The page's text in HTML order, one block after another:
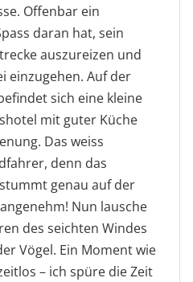
Offenbar ein
daran hat, sein
auszureizen und
einzugehen. Auf der
sich eine kleine
mit guter Küche
Das weiss
denn das
genau auf der
Nun lausche
des seichten Windes
Vögel. Ein Moment wie
– ich spüre die Zeit